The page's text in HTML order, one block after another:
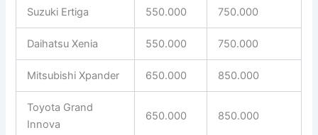
Suzuki Ertiga 550.000 750.000
Daihatsu Xenia 550.000 750.000
Mitsubishi Xpander 650.000 850.000
Toyota Grand
Innova
650.000 850.000